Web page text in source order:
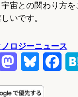
宙との関わり方を
いです。
ロジーニュース